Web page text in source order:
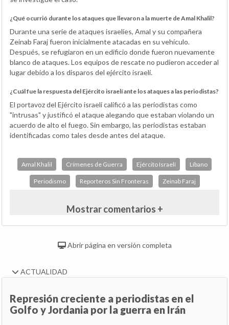
¿Qué ocurrió durante los ataques que llevaron a la muerte de Amal Khalil?
Durante una serie de ataques israelíes, Amal y su compañera
Zeinab Faraj fueron inicialmente atacadas en su vehículo.
Después, se refugiaron en un edificio donde fueron nuevamente
blanco de ataques. Los equipos de rescate no pudieron acceder al
lugar debido a los disparos del ejército israelí.
¿Cuál fue la respuesta del Ejército israelí ante los ataques a las periodistas?
El portavoz del Ejército israelí calificó a las periodistas como
"intrusas" y justificó el ataque alegando que estaban violando un
acuerdo de alto el fuego. Sin embargo, las periodistas estaban
identificadas como tales desde antes del ataque.
Amal Khalil Crímenes de Guerra Ejército Israelí Líbano
Periodismo Reporteros Sin Fronteras Zeinab Faraj
Mostrar comentarios +
Abrir página en versión completa
ACTUALIDAD
Represión creciente a periodistas en el
Golfo y Jordania por la guerra en Irán